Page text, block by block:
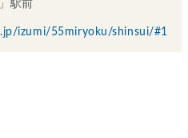
駅前
izumi/55miryoku/shinsui/#1